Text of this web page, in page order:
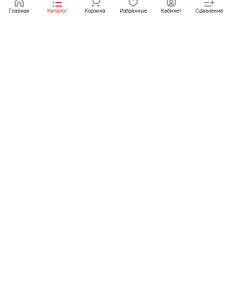
Главная Каталог Корзина Избранные Кабинет Сравнение